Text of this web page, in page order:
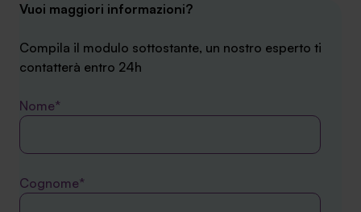
Vuoi maggiori informazioni?
Compila il modulo sottostante, un nostro esperto ti
contatterà entro 24h
Nome*
Cognome*